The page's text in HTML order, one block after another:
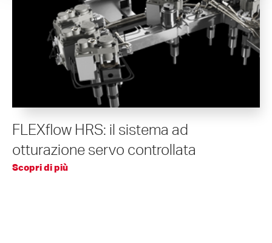
FLEXflow HRS: il sistema ad
otturazione servo controllata
Scopri di più